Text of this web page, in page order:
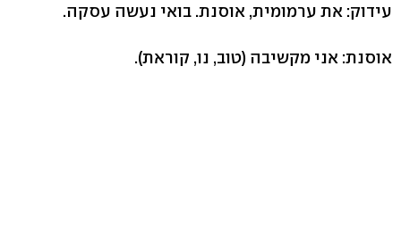
עידוק: את ערמומית, אוסנת. בואי נעשה עסקה.
אוסנת: אני מקשיבה (טוב, נו, קוראת).